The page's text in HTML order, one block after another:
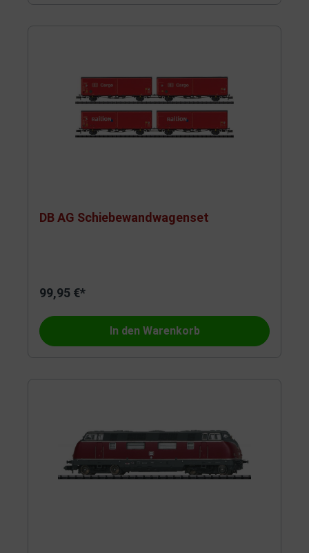
DB AG Schiebewandwagenset
99,95 €*
In den Warenkorb